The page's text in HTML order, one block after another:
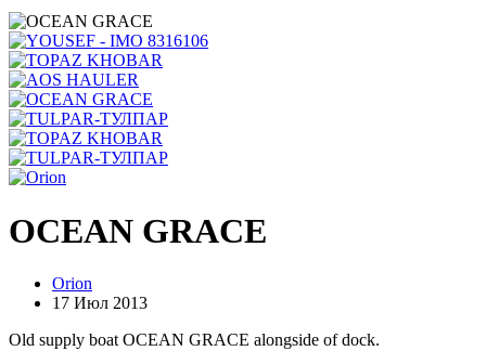
OCEAN GRACE
Orion
17 Июл 2013
Old supply boat OCEAN GRACE alongside of dock.